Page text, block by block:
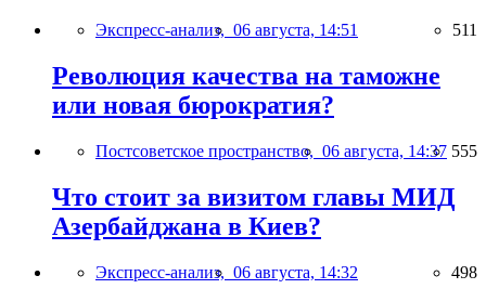
Экспресс-анализ, 06 августа, 14:51 511
Революция качества на таможне
или новая бюрократия?
Постсоветское пространство, 06 августа, 14:37 555
Что стоит за визитом главы МИД
Азербайджана в Киев?
Экспресс-анализ, 06 августа, 14:32 498